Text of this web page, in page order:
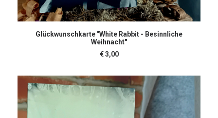
IN DEN WARENKORB
Glückwunschkarte "White Rabbit - Besinnliche
Weihnacht"
€3,00